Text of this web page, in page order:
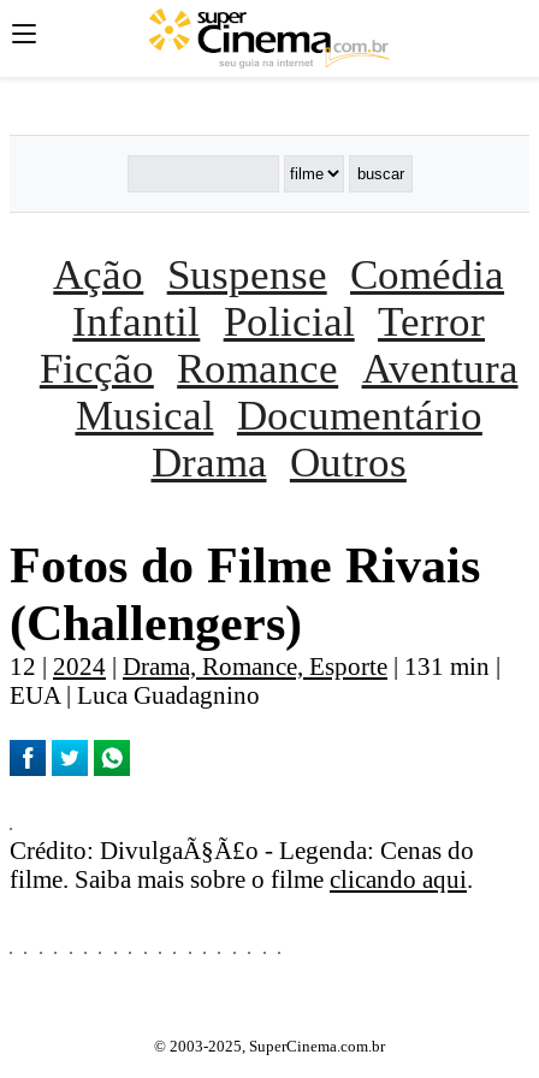
';';
Ação Suspense Comédia
Infantil
Policial Terror
Ficção Romance Aventura
Musical
Documentário
Drama Outros
Fotos do Filme Rivais
(Challengers)
12 | 2024 | Drama, Romance, Esporte | 131 min |
EUA | Luca Guadagnino
Crédito: DivulgaÃ§Ã£o - Legenda: Cenas do
filme. Saiba mais sobre o filme clicando aqui.
© 2003-2025, SuperCinema.com.br